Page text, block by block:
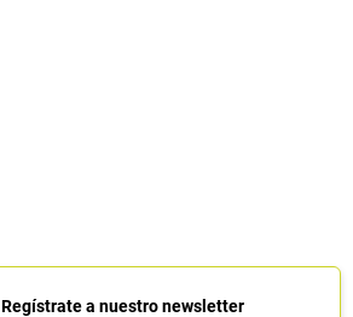
Regístrate a nuestro newsletter